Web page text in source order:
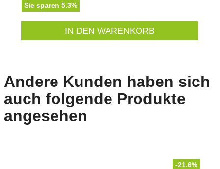
Sie sparen 5.3%
IN DEN WARENKORB
Andere Kunden haben sich
auch folgende Produkte
angesehen
-21.6%